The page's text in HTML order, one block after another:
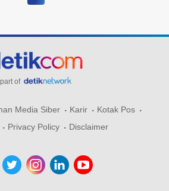
part of
Media Siber Karir
Kotak Pos
Privacy Policy Disclaimer